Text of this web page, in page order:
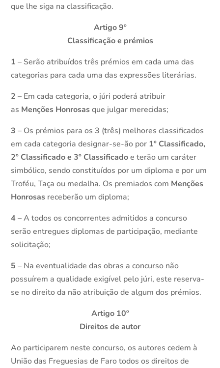
que lhe siga na classificação.
Artigo 9º
Classificação e prémios
1 – Serão atribuídos três prémios em cada uma das
categorias para cada uma das expressões literárias.
2 – Em cada categoria, o júri poderá atribuir
as Menções Honrosasque julgar merecidas;
3 – Os prémios para os 3 (três) melhores classificados
em cada categoria designar-se-ão por 1º Classificado,
2º Classificado e 3º Classificadoe terão um caráter
simbólico, sendo constituídos por um diploma e por um
Troféu, Taça ou medalha. Os premiados com Menções
Honrosas receberão um diploma;
4 – A todos os concorrentes admitidos a concurso
serão entregues diplomas de participação, mediante
solicitação;
5 – Na eventualidade das obras a concurso não
possuírem a qualidade exigível pelo júri, este reserva-
se no direito da não atribuição de algum dos prémios.
Artigo 10º
Direitos de autor
Ao participarem neste concurso, os autores cedem à
União das Freguesias de Faro todos os direitos de